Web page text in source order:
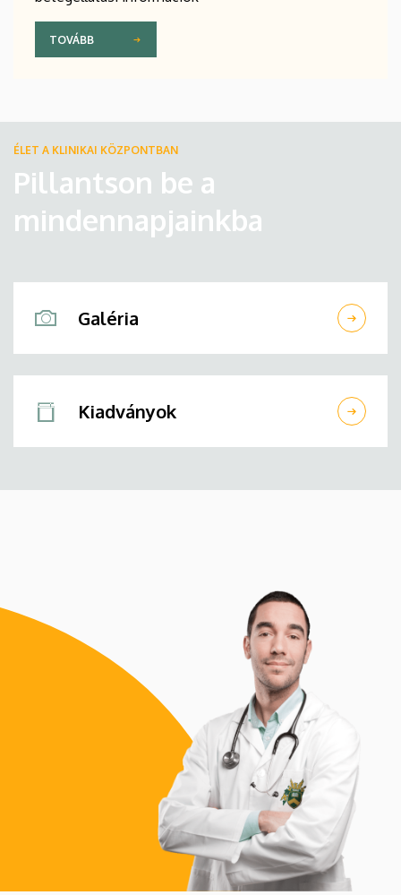
TOVÁBB
ÉLET A KLINIKAI KÖZPONTBAN
Pillantson be a
mindennapjainkba
Galéria
Kiadványok